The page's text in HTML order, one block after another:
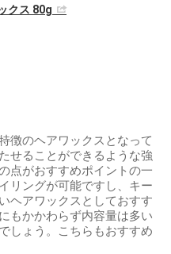
クス 80g
徴のヘアワックスとなって
せることができるような強
点がおすすめポイントの一
リングが可能ですし、キー
ヘアワックスとしておすす
もかかわらず内容量は多い
しょう。こちらもおすすめ